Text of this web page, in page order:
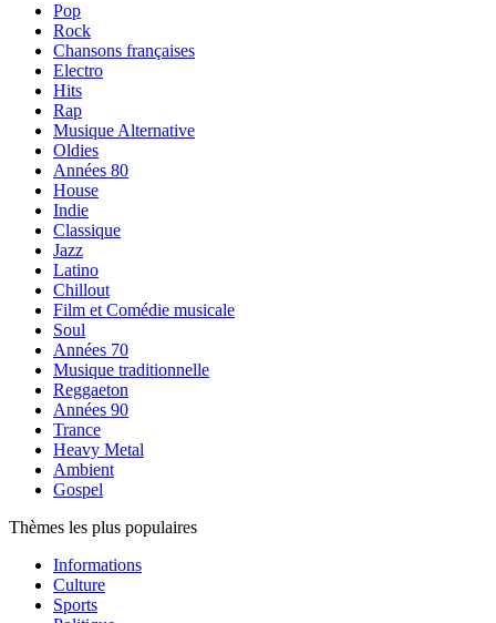
Pop
Rock
Chansons françaises
Electro
Hits
Rap
Musique Alternative
Oldies
Années 80
House
Indie
Classique
Jazz
Latino
Chillout
Film et Comédie musicale
Soul
Années 70
Musique traditionnelle
Reggaeton
Années 90
Trance
Heavy Metal
Ambient
Gospel
Thèmes les plus populaires
Informations
Culture
Sports